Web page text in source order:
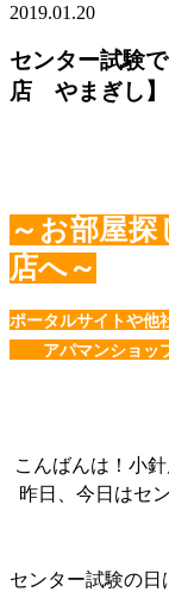
2019.01.20
センター試験
店 やまぎし】
～お部屋
店へ～
ポータルサイトや他
アパマンショップ
こんばんは！小
昨日、今日はセ
センター試験の日